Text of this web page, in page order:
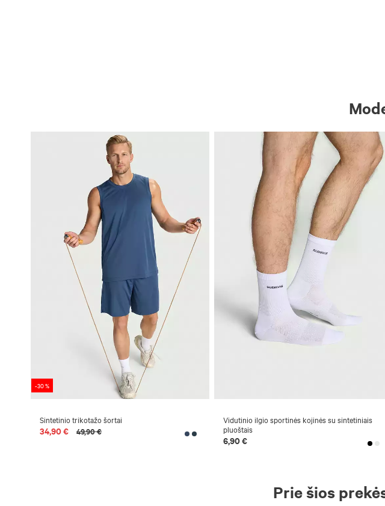
-30 %
Sintetinio trikotažo šortai
34,90 € 49,90 €
Vidutinio ilgio sportinės kojinės su sintetiniais
pluoštais
6,90 €
Prie šios